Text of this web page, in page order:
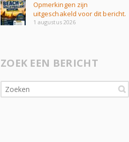
Opmerkingen zijn
uitgeschakeld voor dit bericht.
1 augustus 2026
ZOEK EEN BERICHT